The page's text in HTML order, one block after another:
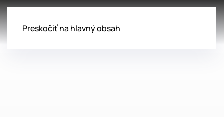
Preskočiť na hlavný obsah